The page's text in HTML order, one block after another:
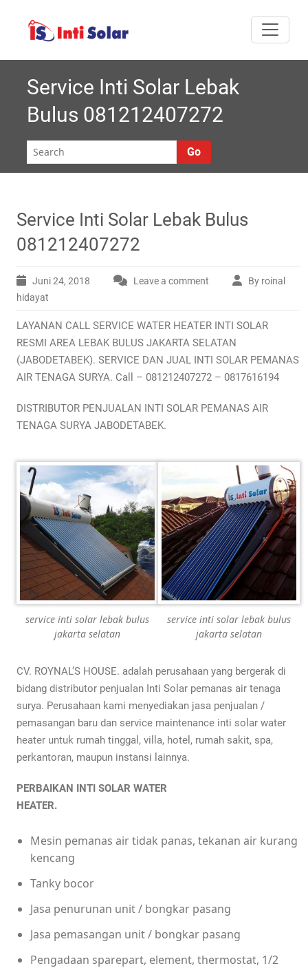
nti
Solar |
Roynal's
House
Melayani semua
Service Inti Solar Lebak
Bulus 081212407272
Go
Service Inti Solar Lebak Bulus
081212407272
Juni 24, 2018 Leave a comment
By roinal
hidayat
LAYANAN CALL SERVICE WATER HEATER INTI SOLAR
RESMI AREA LEBAK BULUS JAKARTA SELATAN
(JABODETABEK). SERVICE DAN JUAL INTI SOLAR PEMANAS
AIR TENAGA SURYA. Call – 081212407272 – 0817616194
DISTRIBUTOR PENJUALAN INTI SOLAR PEMANAS AIR
TENAGA SURYA JABODETABEK.
service inti solar lebak bulus
jakarta selatan
service inti solar lebak bulus
jakarta selatan
CV. ROYNAL’S HOUSE. adalah perusahaan yang bergerak di
bidang distributor penjualan Inti Solar pemanas air tenaga
surya. Perusahaan kami menyediakan jasa penjualan /
pemasangan baru dan service maintenance inti solar water
heater untuk rumah tinggal, villa, hotel, rumah sakit, spa,
perkantoran, maupun instansi lainnya.
PERBAIKAN INTI SOLAR WATER
HEATER.
Mesin pemanas air tidak panas, tekanan air kurang
kencang
Tanky bocor
Jasa penurunan unit / bongkar pasang
Jasa pemasangan unit / bongkar pasang
Pengadaan sparepart, element, thermostat, 1/2